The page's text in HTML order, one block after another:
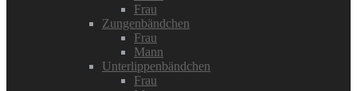
Frau
Zungenbändchen
Frau
Mann
Unterlippenbändchen
Frau